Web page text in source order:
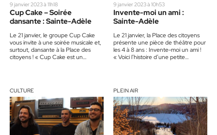
9 janvier 2023 à 11h18
Cup Cake – Soirée
dansante : Sainte-Adèle
Le 21 janvier, le groupe Cup Cake
vous invite à une soirée musicale et,
surtout, dansante à la Place des
citoyens ! « Cup Cake est un…
9 janvier 2023 à 10h53
Invente-moi un ami :
Sainte-Adèle
Le 21 janvier, la Place des citoyens
présente une pièce de théâtre pour
les 4 à 8 ans : Invente-moi un ami !
« Voici l’histoire d’une petite…
CULTURE PLEIN AIR